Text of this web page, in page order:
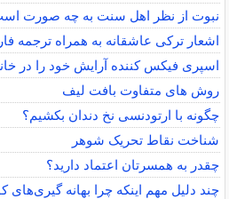
نبوت از نظر اهل سنت به چه صورت
اشعار ترکی عاشقانه به همراه ترجمه
اسپری فیکس کننده آرایش خود را در
روش های متفاوت بافت لیف
چگونه با ارتودنسی نخ دندان بکشیم؟
شناخت نقاط تحریک شوهر
چقدر به همسرتان اعتماد دارید؟
چند دلیل مهم اینکه چرا بهانه